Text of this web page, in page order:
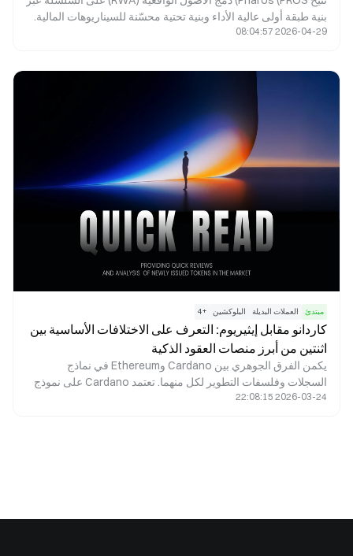
بنية طبقة أولى عالية الأداء وبنية تحتية محسّنة للسيناريوهات المالية.
من خلال التنفيذ المتوازي، والتصميم المعياري، والوحدات المالية
لتوفر شبكة أساسية مستقرة وفعالة لسوق RWA.
2026-04-29 08:04:57
مبتدئ العملات البديلة البلوكشين +
4
كاردانو مقابل إيثيريوم: التعرف على الاختلافات الأساسية بين
اثنتين من أبرز منصات العقود الذكية
يكمن الفرق الجوهري بين Cardano وEthereum في نماذج
السجلات وفلسفات التطوير لكل منهما. تعتمد Cardano على نموذج
2026-03-24 22:08:15